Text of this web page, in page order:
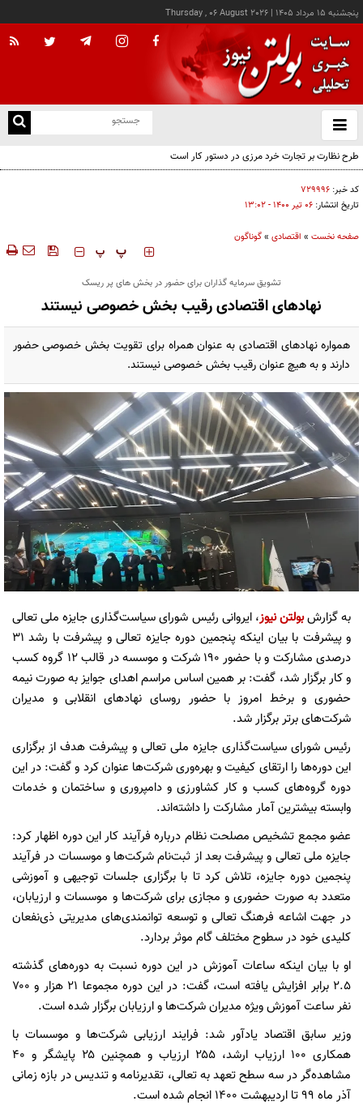
پنجشنبه ۱۵ مرداد ۱۴۰۵ |
Thursday , 06 August 2026
باز
و
کد خبر: ۷۲۹۹۹۶
تاریخ انتشار: ۰۶ تير ۱۴۰۰ - ۱۳:۰۲
صفحه نخست » اقتصادی »گوناگون
‍‍‍ پ پ
تشویق سرمایه گذاران برای حضور در بخش های پر ریسک
نهادهای اقتصادی رقیب بخش خصوصی نیستند
همواره نهادهای اقتصادی به عنوان همراه برای تقویت بخش خصوصی حضور
دارند و به هیچ عنوان رقیب بخش خصوصی نیستند.
به گزارشبولتن نیوز، ایروانی رئیس شورای سیاست‌گذاری جایزه ملی تعالی
و پیشرفت با بیان اینکه پنجمین دوره جایزه تعالی و پیشرفت با رشد ۳۱
درصدی مشارکت و با حضور ۱۹۰ شرکت و موسسه در قالب ۱۲ گروه کسب
و کار برگزار شد، گفت: بر همین اساس مراسم اهدای جوایز به صورت نیمه
حضوری و برخط امروز با حضور روسای نهاد‌های انقلابی و مدیران
شرکت‌های برتر برگزار شد.
رئیس شورای سیاست‌گذاری جایزه ملی تعالی و پیشرفت هدف از برگزاری
این دوره‌ها را ارتقای کیفیت و بهره‌وری شرکت‌ها عنوان کرد و گفت: در این
دوره گروه‌های کسب و کار کشاورزی و دامپروری و ساختمان و خدمات
وابسته بیشترین آمار مشارکت را داشته‌اند.
عضو مجمع تشخیص مصلحت نظام درباره فرآیند کار این دوره اظهار کرد:
جایزه ملی تعالی و پیشرفت بعد از ثبت‌نام شرکت‌ها و موسسات در فرآیند
پنجمین دوره جایزه، تلاش کرد تا با برگزاری جلسات توجیهی و آموزشی
متعدد به صورت حضوری و مجازی برای شرکت‌ها و موسسات و ارزیابان،
در جهت اشاعه فرهنگ تعالی و توسعه توانمندی‌های مدیریتی ذی‌نفعان
کلیدی خود در سطوح مختلف گام موثر بردارد.
او با بیان اینکه ساعات آموزش در این دوره نسبت به دوره‌های گذشته
۲.۵ برابر افزایش یافته است، گفت: در این‌ دوره مجموعا ۲۱ هزار و ۷۰۰
نفر ساعت آموزش ویژه مدیران شرکت‌ها و ارزیابان برگزار شده است.
وزیر سابق اقتصاد یادآور شد: فرایند ارزیابی شرکت‌ها و موسسات با
همکاری ۱۰۰ ارزیاب ارشد، ۲۵۵ ارزیاب و همچنین ۲۵ پایشگر و ۴۰
مشاهده‌گر در سه سطح تعهد به تعالی، تقدیرنامه و تندیس در بازه زمانی
آذر ماه ۹۹ تا اردیبهشت ۱۴۰۰ انجام شده است.